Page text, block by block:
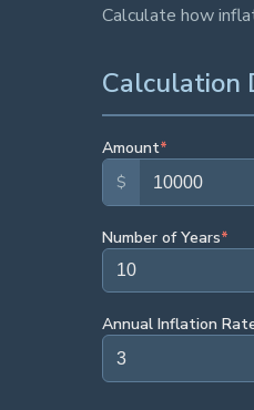
Calculate how
Calculation
Amount*
$
Number of Years*
Annual Inflation